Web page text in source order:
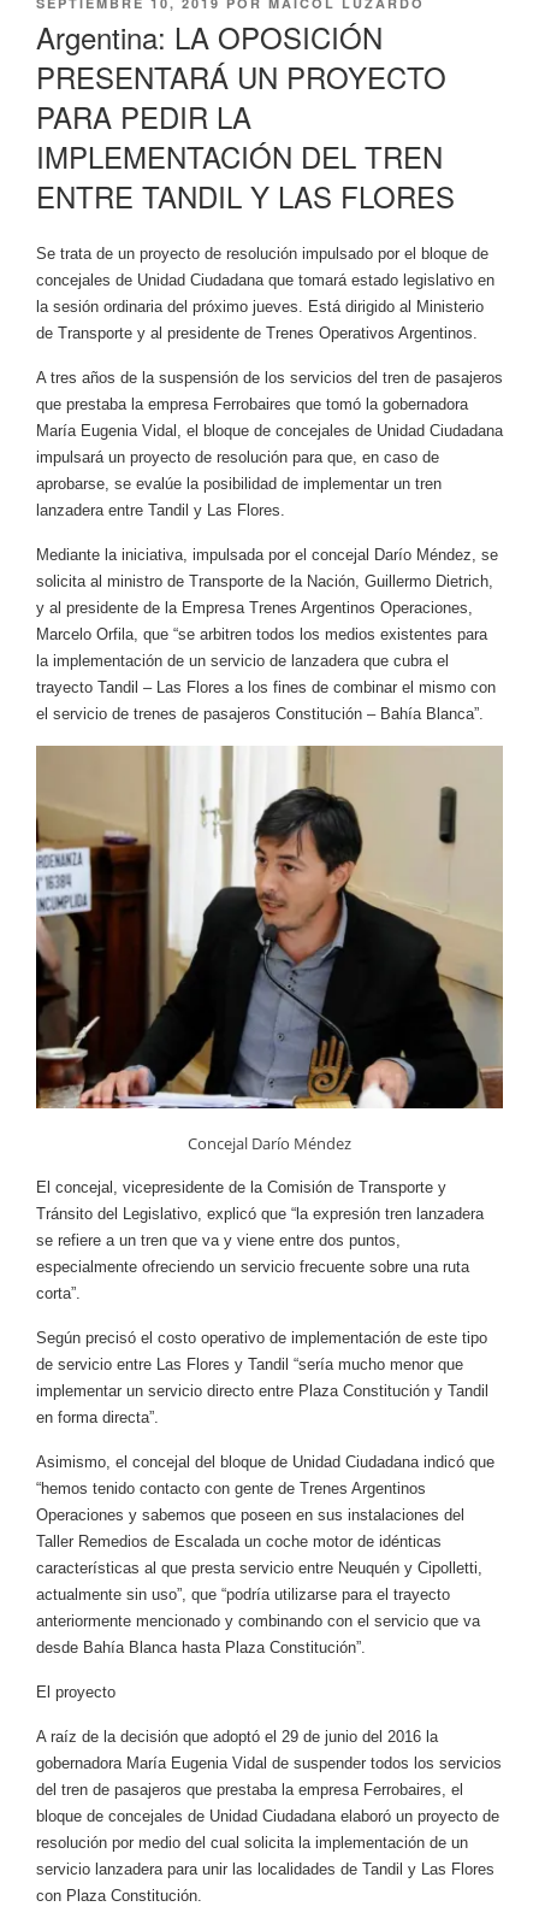
Argentina: LA OPOSICIÓN
PRESENTARÁ UN PROYECTO
PARA PEDIR LA
IMPLEMENTACIÓN DEL TREN
ENTRE TANDIL Y LAS FLORES
Se trata de un proyecto de resolución impulsado por el bloque de
concejales de Unidad Ciudadana que tomará estado legislativo en
la sesión ordinaria del próximo jueves. Está dirigido al Ministerio
de Transporte y al presidente de Trenes Operativos Argentinos.
A tres años de la suspensión de los servicios del tren de pasajeros
que prestaba la empresa Ferrobaires que tomó la gobernadora
María Eugenia Vidal, el bloque de concejales de Unidad Ciudadana
impulsará un proyecto de resolución para que, en caso de
aprobarse, se evalúe la posibilidad de implementar un tren
lanzadera entre Tandil y Las Flores.
Mediante la iniciativa, impulsada por el concejal Darío Méndez, se
solicita al ministro de Transporte de la Nación, Guillermo Dietrich,
y al presidente de la Empresa Trenes Argentinos Operaciones,
Marcelo Orfila, que “se arbitren todos los medios existentes para
la implementación de un servicio de lanzadera que cubra el
trayecto Tandil – Las Flores a los fines de combinar el mismo con
el servicio de trenes de pasajeros Constitución – Bahía Blanca”.
Concejal Darío Méndez
El concejal, vicepresidente de la Comisión de Transporte y
Tránsito del Legislativo, explicó que “la expresión tren lanzadera
se refiere a un tren que va y viene entre dos puntos,
especialmente ofreciendo un servicio frecuente sobre una ruta
corta”.
Según precisó el costo operativo de implementación de este tipo
de servicio entre Las Flores y Tandil “sería mucho menor que
implementar un servicio directo entre Plaza Constitución y Tandil
en forma directa”.
Asimismo, el concejal del bloque de Unidad Ciudadana indicó que
“hemos tenido contacto con gente de Trenes Argentinos
Operaciones y sabemos que poseen en sus instalaciones del
Taller Remedios de Escalada un coche motor de idénticas
características al que presta servicio entre Neuquén y Cipolletti,
actualmente sin uso”, que “podría utilizarse para el trayecto
anteriormente mencionado y combinando con el servicio que va
desde Bahía Blanca hasta Plaza Constitución”.
El proyecto
A raíz de la decisión que adoptó el 29 de junio del 2016 la
gobernadora María Eugenia Vidal de suspender todos los servicios
del tren de pasajeros que prestaba la empresa Ferrobaires, el
bloque de concejales de Unidad Ciudadana elaboró un proyecto de
resolución por medio del cual solicita la implementación de un
servicio lanzadera para unir las localidades de Tandil y Las Flores
con Plaza Constitución.